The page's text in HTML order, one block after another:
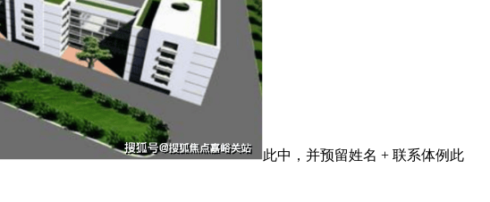
此中，并预留姓名 + 联系体例此